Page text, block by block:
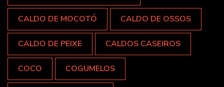
CALDO DE MOCOTÓ CALDO DE OSSOS
CALDO DE PEIXE CALDOS CASEIROS
COCO COGUMELOS